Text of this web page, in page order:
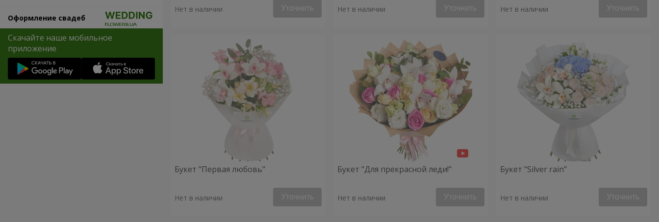
Оформление свадеб
Скачайте наше мобильное
приложение
Нет в наличии Уточнить Нет в наличии Уточнить Нет в наличии Уточнить
Букет "Первая любовь"
Нет в наличии Уточнить
Букет "Для прекрасной леди!"
Нет в наличии Уточнить
Букет "Silver rain"
Нет в наличии Уточнить